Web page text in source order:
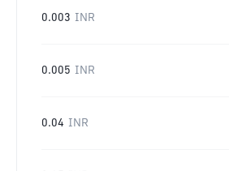
0.003 INR
0.005 INR
0.04 INR